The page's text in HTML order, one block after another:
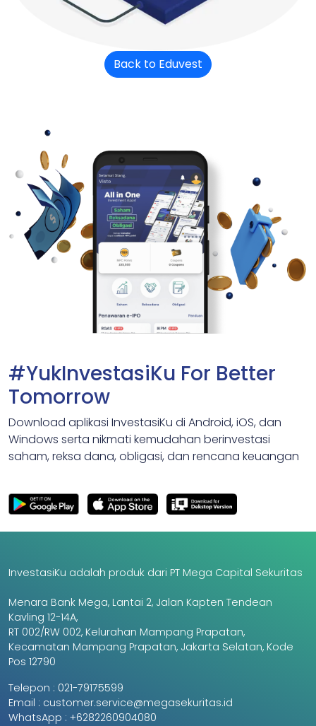
Back to Eduvest
#YukInvestasiKu For Better
Tomorrow
Download aplikasi InvestasiKu di Android, iOS, dan
Windows serta nikmati kemudahan berinvestasi
saham, reksa dana, obligasi, dan rencana keuangan
InvestasiKu adalah produk dari PT Mega Capital Sekuritas
Menara Bank Mega, Lantai 2, Jalan Kapten Tendean
Kavling 12-14A,
RT 002/RW 002, Kelurahan Mampang Prapatan,
Kecamatan Mampang Prapatan, Jakarta Selatan, Kode
Pos 12790
Telepon : 021-79175599
Email : customer.service@megasekuritas.id
WhatsApp : +6282260904080